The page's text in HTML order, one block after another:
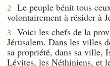
2
Le peuple bénit tous
volontairement à résider à
3
Voici les chefs de la
Jérusalem. Dans les villes
sa propriété, dans sa ville,
Lévites, les Néthiniens, et